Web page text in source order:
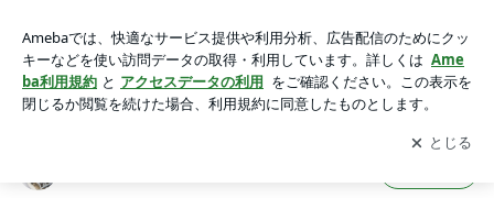
アプリをダウンロードして ブログの更新通知
を受け取りまし
ょう。
開く